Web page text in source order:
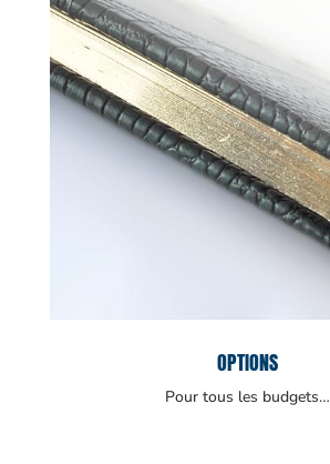
OPTIONS
Pour tous les budgets…